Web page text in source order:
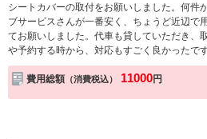
シートカバーの取付をお願いしました。何件
ブサービスさんが一番安く、ちょうど近辺で
てお願いしました。代車も貸していただき、
や予約する時から、対応もすごく良かったで
費用総額 （消費税込） 11000円